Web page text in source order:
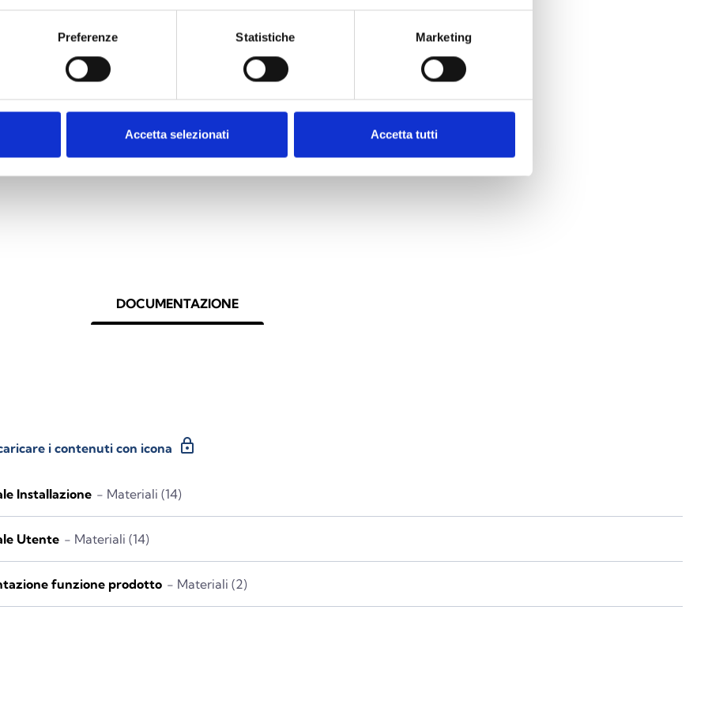
Preferenze Statistiche Marketing
Accetta selezionati Accetta tutti
cloud
DOCUMENTAZIONE
Installazione - Materiali (14)
Utente - Materiali (14)
funzione prodotto - Materiali (2)
i contenuti con icona lock